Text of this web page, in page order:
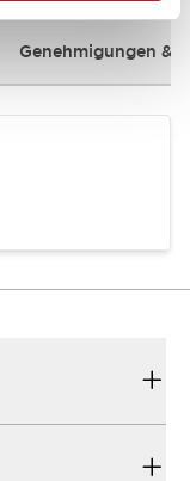
Genehmigungen &